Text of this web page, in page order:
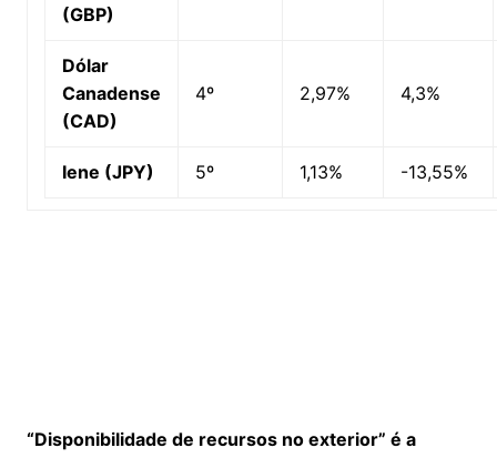
(GBP)
Dólar
Canadense
(CAD)
4º 2,97% 4,3%
Iene (JPY) 5º 1,13% -13,55%
“Disponibilidade de recursos no exterior” é a